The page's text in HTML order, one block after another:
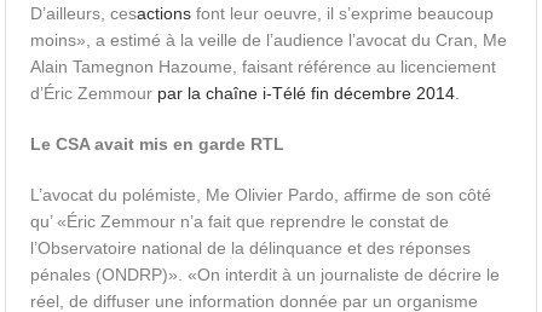
D’ailleurs, cesactions font leur oeuvre, il s’exprime beaucoup
moins», a estimé à la veille de l’audience l’avocat du Cran, Me
Alain Tamegnon Hazoume, faisant référence au licenciement
d’Éric Zemmour par la chaîne i-Télé fin décembre 2014
Le CSA avait mis en garde RTL
L’avocat du polémiste, Me Olivier Pardo, affirme de son côté
qu’ «Éric Zemmour n’a fait que reprendre le constat de
l’Observatoire national de la délinquance et des réponses
pénales (ONDRP)». «On interdit à un journaliste de décrire le
réel, de diffuser une information donnée par un organisme